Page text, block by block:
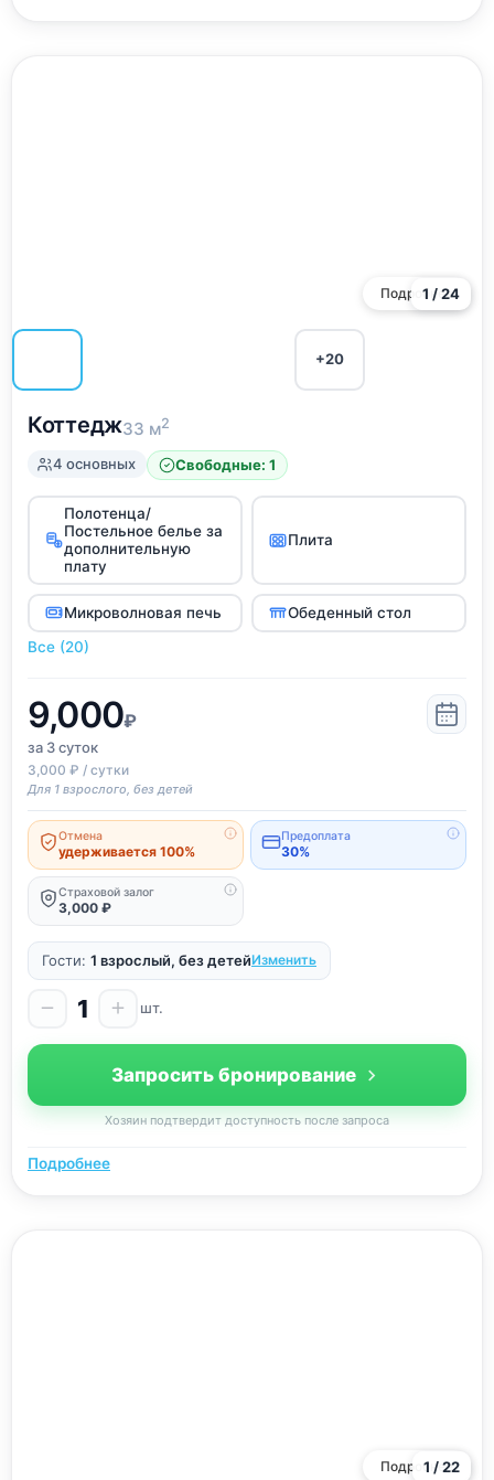
Подробнее
1 / 24
+20
Коттедж33 м2
4 основных Свободные: 1
Полотенца/
Постельное белье за
дополнительную
плату
Плита
Микроволновая печь
Обеденный стол
Все (20)
9,000₽
за 3суток
3,000 ₽ / сутки
Для 1 взрослого, без детей
Отмена
удерживается 100%
Предоплата
30%
Страховой залог
3,000 ₽
Гости: 1 взрослый, без детейИзменить
1 шт.
Запросить бронирование
Хозяин подтвердит доступность после запроса
Подробнее
Подробнее
1 / 22